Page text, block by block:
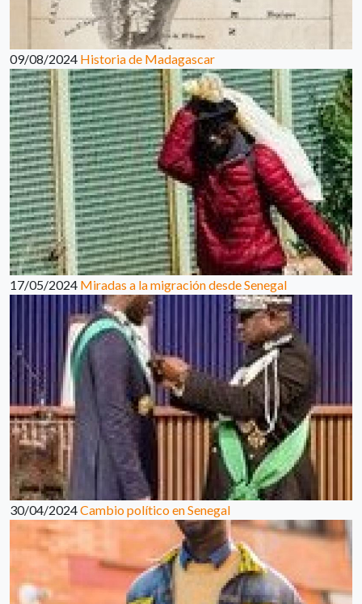
09/08/2024 Historia de Madagascar
17/05/2024 Miradas a la migración desde Senegal
30/04/2024Cambio político en Senegal